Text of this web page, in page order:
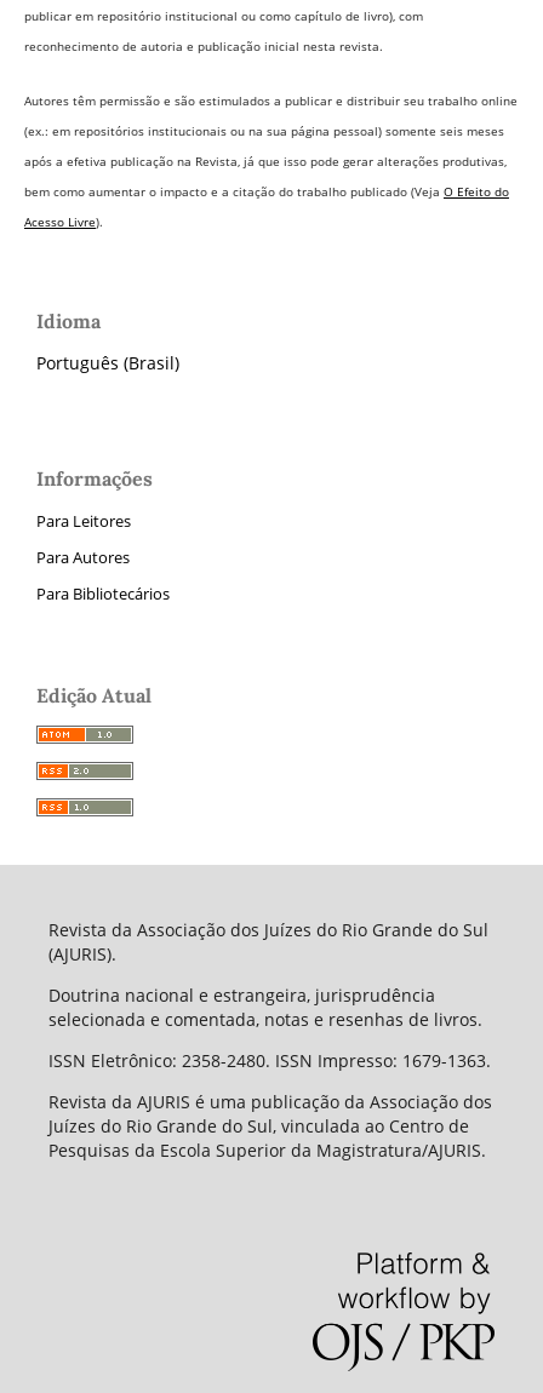
publicar em repositório institucional ou como capítulo de livro), com
reconhecimento de autoria e publicação inicial nesta revista.
Autores têm permissão e são estimulados a publicar e distribuir seu trabalho online
(ex.: em repositórios institucionais ou na sua página pessoal) somente seis meses
após a efetiva publicação na Revista, já que isso pode gerar alterações produtivas,
bem como aumentar o impacto e a citação do trabalho publicado (Veja O Efeito do
Acesso Livre).
Idioma
Português (Brasil)
Informações
Para Leitores
Para Autores
Para Bibliotecários
Edição Atual
Revista da Associação dos Juízes do Rio Grande do Sul
(AJURIS).
Doutrina nacional e estrangeira, jurisprudência
selecionada e comentada, notas e resenhas de livros.
ISSN Eletrônico: 2358-2480. ISSN Impresso: 1679-1363.
Revista da AJURIS é uma publicação da Associação dos
Juízes do Rio Grande do Sul, vinculada ao Centro de
Pesquisas da Escola Superior da Magistratura/AJURIS.